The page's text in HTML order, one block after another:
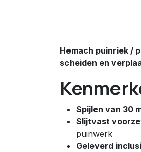
Hemach puinriek /
scheiden en
Spijlen van 30
Slijtvast
puinwerk
Geleverd